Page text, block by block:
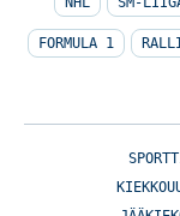
FORMULA 1